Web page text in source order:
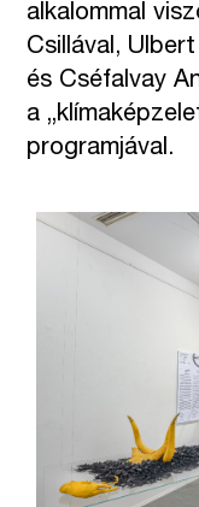
alkalommal
Csillával,
és Cséfalvay
a
programjával.